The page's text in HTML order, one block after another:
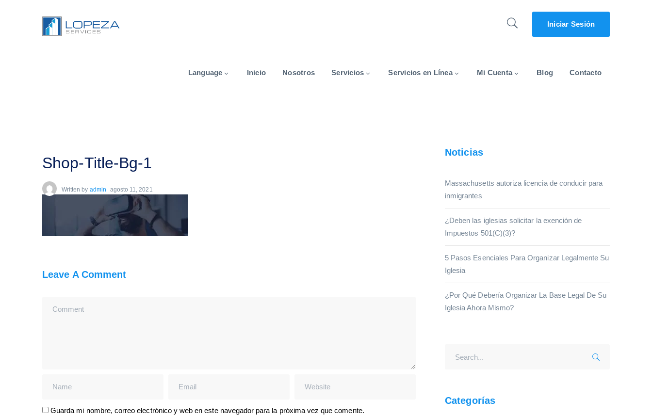
Iniciar Sesión
Language Inicio Nosotros Servicios Servicios en Línea Mi Cuenta Blog Contacto
Shop-Title-Bg-1
Written by admin agosto 11, 2021
Leave A Comment
Guarda mi nombre, correo electrónico y web en este navegador para la próxima vez que comente.
Noticias
Massachusetts autoriza licencia de conducir para
inmigrantes
¿Deben las iglesias solicitar la exención de
Impuestos 501(C)(3)?
5 Pasos Esenciales Para Organizar Legalmente Su
Iglesia
¿Por Qué Debería Organizar La Base Legal De Su
Iglesia Ahora Mismo?
Categorías